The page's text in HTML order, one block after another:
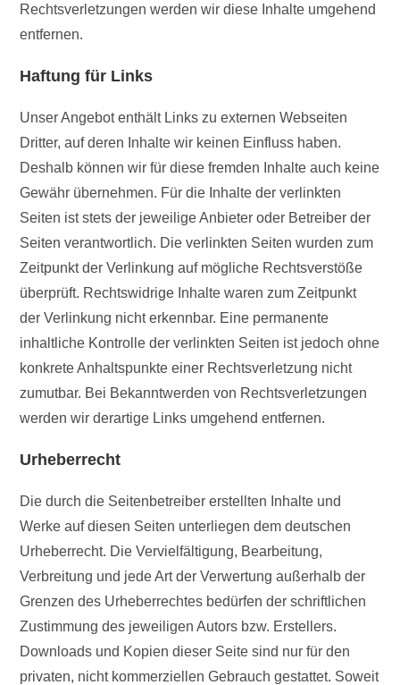
Rechtsverletzungen werden wir diese Inhalte umgehend
entfernen.
Haftung für Links
Unser Angebot enthält Links zu externen Webseiten
Dritter, auf deren Inhalte wir keinen Einfluss haben.
Deshalb können wir für diese fremden Inhalte auch keine
Gewähr übernehmen. Für die Inhalte der verlinkten
Seiten ist stets der jeweilige Anbieter oder Betreiber der
Seiten verantwortlich. Die verlinkten Seiten wurden zum
Zeitpunkt der Verlinkung auf mögliche Rechtsverstöße
überprüft. Rechtswidrige Inhalte waren zum Zeitpunkt
der Verlinkung nicht erkennbar. Eine permanente
inhaltliche Kontrolle der verlinkten Seiten ist jedoch ohne
konkrete Anhaltspunkte einer Rechtsverletzung nicht
zumutbar. Bei Bekanntwerden von Rechtsverletzungen
werden wir derartige Links umgehend entfernen.
Urheberrecht
Die durch die Seitenbetreiber erstellten Inhalte und
Werke auf diesen Seiten unterliegen dem deutschen
Urheberrecht. Die Vervielfältigung, Bearbeitung,
Verbreitung und jede Art der Verwertung außerhalb der
Grenzen des Urheberrechtes bedürfen der schriftlichen
Zustimmung des jeweiligen Autors bzw. Erstellers.
Downloads und Kopien dieser Seite sind nur für den
privaten, nicht kommerziellen Gebrauch gestattet. Soweit